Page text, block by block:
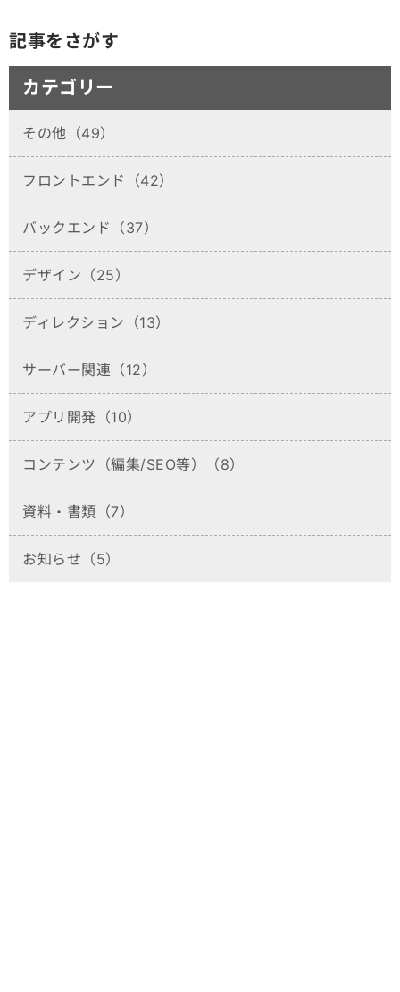
記事をさがす
カテゴリー
その他（49）
フロントエンド（42）
バックエンド（37）
デザイン（25）
ディレクション（13）
サーバー関連（12）
アプリ開発（10）
コンテンツ（編集/SEO等）（8）
資料・書類（7）
お知らせ（5）